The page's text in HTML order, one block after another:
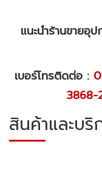
แนะนำร้านขาย
เบอร์โทรติดต่อ :
3868-
สินค้าและบริ